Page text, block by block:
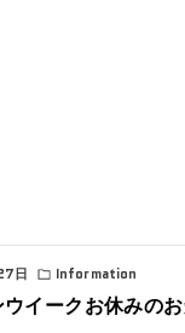
日 Information
イークお休みの